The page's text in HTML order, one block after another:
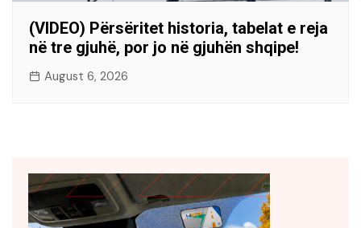
(VIDEO) Përsëritet historia, tabelat e reja
në tre gjuhë, por jo në gjuhën shqipe!
August 6, 2026